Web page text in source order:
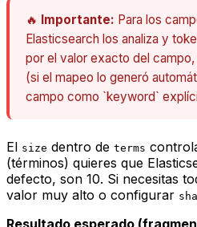
🔥 Importante: Para los
Elasticsearch los analiza y
por el valor exacto del
(si el mapeo lo generó
campo como `keyword`
El size dentro de terms
(términos) quieres que
defecto, son 10. Si necesitas
valor muy alto o configurar
Resultado esperado